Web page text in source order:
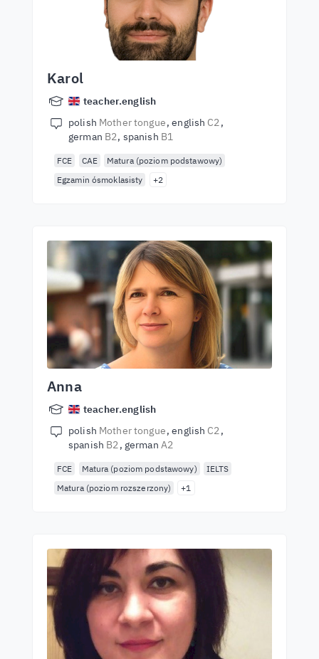
Karol
teacher.english
polish Mother tongue english C2
german B2 spanish B1
FCE CAE
Matura (poziom podstawowy)
Egzamin ósmoklasisty
+2
Anna
teacher.english
polish Mother tongue english C2
spanish B2 german A2
FCE Matura (poziom podstawowy)
IELTS
Matura (poziom rozszerzony)
+1